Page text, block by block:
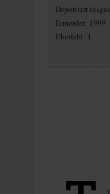
Deportiert
Ermordet: 1999
Überlebt: 1